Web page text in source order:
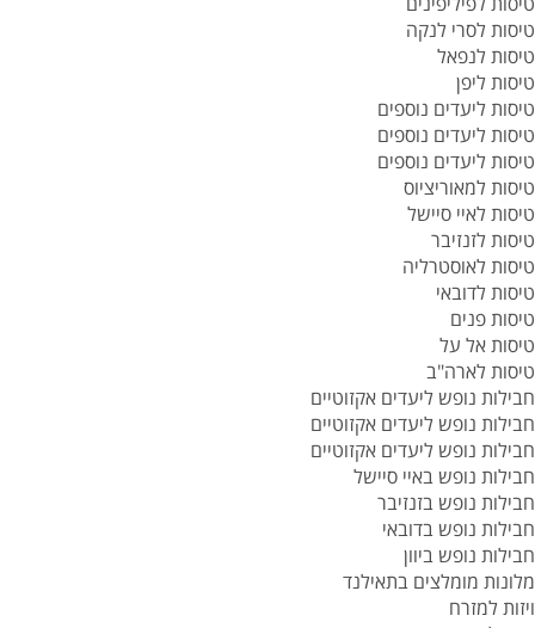
טיסות לסרי לנקה
טיסות לנפאל
טיסות ליפן
טיסות ליעדים נוספים
טיסות ליעדים נוספים
טיסות ליעדים נוספים
טיסות למאוריציוס
טיסות לאיי סיישל
טיסות לזנזיבר
טיסות לאוסטרליה
טיסות לדובאי
טיסות פנים
טיסות אל על
טיסות לארה"ב
חבילות נופש ליעדים אקזוטיים
חבילות נופש ליעדים אקזוטיים
חבילות נופש ליעדים אקזוטיים
חבילות נופש באיי סיישל
חבילות נופש בזנזיבר
חבילות נופש בדובאי
חבילות נופש ביוון
מלונות מומלצים בתאילנד
ויזות למזרח